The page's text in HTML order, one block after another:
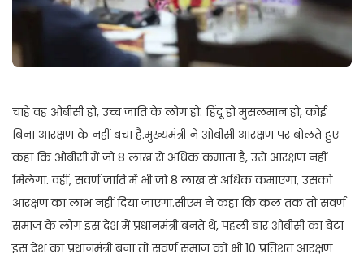
चाहे वह ओबीसी हो, उच्च जाति के लोग हो. हिंदू हो मुसलमान हो, कोई
बिना आरक्षण के नहीं बचा है.मुख्यमंत्री ने ओबीसी आरक्षण पर बोलते हुए
कहा कि ओबीसी में जो 8 लाख से अधिक कमाता है, उसे आरक्षण नहीं
मिलेगा. वहीं, सवर्ण जाति में भी जो 8 लाख से अधिक कमाएगा, उसको
आरक्षण का लाभ नहीं दिया जाएगा.सीएम ने कहा कि कल तक तो सवर्ण
समाज के लोग इस देश में प्रधानमंत्री बनते थे, पहली बार ओबीसी का बेटा
इस देश का प्रधानमंत्री बना तो सवर्ण समाज को भी 10 प्रतिशत आरक्षण